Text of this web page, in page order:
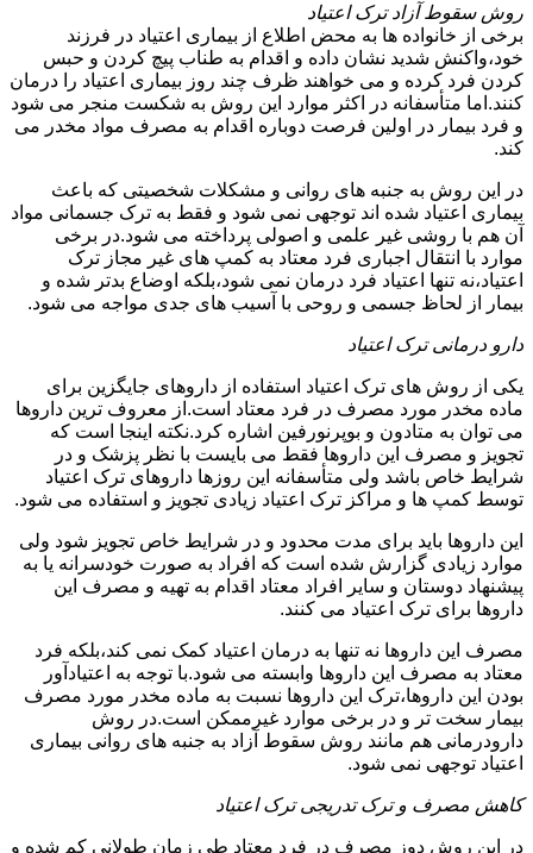
روش سقوط آزاد ترک اعتیاد
برخی از خانواده ها به محض اطلاع از بیماری اعتیاد در فرزند
خود،واکنش شدید نشان داده و اقدام به طناب پیچ کردن و حبس
کردن فرد کرده و می خواهند ظرف چند روز بیماری اعتیاد را درمان
کنند.اما متأسفانه در اکثر موارد این روش به شکست منجر می شود
و فرد بیمار در اولین فرصت دوباره اقدام به مصرف مواد مخدر می
کند.
در این روش به جنبه های روانی و مشکلات شخصیتی که باعث
بیماری اعتیاد شده اند توجهی نمی شود و فقط به ترک جسمانی مواد
آن هم با روشی غیر علمی و اصولی پرداخته می شود.در برخی
موارد با انتقال اجباری فرد معتاد به کمپ های غیر مجاز ترک
اعتیاد،نه تنها اعتیاد فرد درمان نمی شود،بلکه اوضاع بدتر شده و
بیمار از لحاظ جسمی و روحی با آسیب های جدی مواجه می شود.
دارو درمانی ترک اعتیاد
یکی از روش های ترک اعتیاد استفاده از داروهای جایگزین برای
ماده مخدر مورد مصرف در فرد معتاد است.از معروف ترین داروها
می توان به متادون و بوپرنورفین اشاره کرد.نکته اینجا است که
تجویز و مصرف این داروها فقط می بایست با نظر پزشک و در
شرایط خاص باشد ولی متأسفانه این روزها داروهای ترک اعتیاد
توسط کمپ ها و مراکز ترک اعتیاد زیادی تجویز و استفاده می شود.
این داروها باید برای مدت محدود و در شرایط خاص تجویز شود ولی
موارد زیادی گزارش شده است که افراد به صورت خودسرانه یا به
پیشنهاد دوستان و سایر افراد معتاد اقدام به تهیه و مصرف این
داروها برای ترک اعتیاد می کنند.
مصرف این داروها نه تنها به درمان اعتیاد کمک نمی کند،بلکه فرد
معتاد به مصرف این داروها وابسته می شود.با توجه به اعتیادآور
بودن این داروها،ترک این داروها نسبت به ماده مخدر مورد مصرف
بیمار سخت تر و در برخی موارد غیرممکن است.در روش
دارودرمانی هم مانند روش سقوط آزاد به جنبه های روانی بیماری
اعتیاد توجهی نمی شود.
کاهش مصرف و ترک تدریجی ترک اعتیاد
در این روش دوز مصرف در فرد معتاد طی زمان طولانی کم شده و